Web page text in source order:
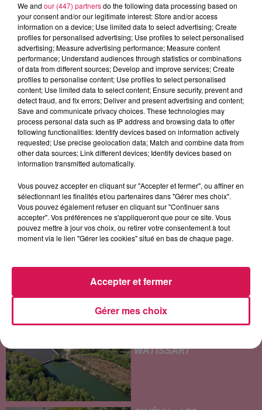
19h26
19h26
FRANCE GALL
Il Jouait Du Piano
Debout
19h18
19h18
SCORPIONS
Wind Of Change
19h13
19h13
BIGFLO
Picasso
LES ARTICLES LES PLUS CONSULTÉS
CHALEUR ET RISQUE
D'ORAGES CE LUNDI EN
SAMBRE-AVESNOIS-
et changeant concerne nos
l'après-midi et un risque
d'averses orageuses...
JEUMONT : UN
ADOLESCENT DE 14 ANS
WATISSART
We and our (447) partnersdo the following data processing based on
your consent and/or our legitimate interest: Store and/or access
information on a device; Use limited data to select advertising; Create
profiles for personalised advertising; Use profiles to select personalised
advertising; Measure advertising performance; Measure content
performance; Understand audiences through statistics or combinations
of data from different sources; Develop and improve services; Create
profiles to personalise content; Use profiles to select personalised
content; Use limited data to select content; Ensure security, prevent and
detect fraud, and fix errors; Deliver and present advertising and content;
Save and communicate privacy choices. These technologies may
process personal data such as IP address and browsing data to offer
following functionalities: Identify devices based on information actively
requested; Use precise geolocation data; Match and combine data from
other data sources; Link different devices; Identify devices based on
information transmitted automatically.
Vous pouvez accepter en cliquant sur "Accepter et fermer", ou affiner en
sélectionnant les finalités et/ou partenaires dans "Gérer mes choix".
Vous pouvez également refuser en cliquant sur "Continuer sans
accepter". Vos préférences ne s'appliqueront que pour ce site. Vous
pouvez mettre à jour vos choix, ou retirer votre consentement à tout
moment via le lien "Gérer les cookies" situé en bas de chaque page.
Gérer mes choix
Accepter et fermer